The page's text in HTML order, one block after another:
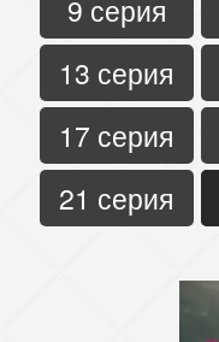
9 серия
13 серия
17 серия
21 серия